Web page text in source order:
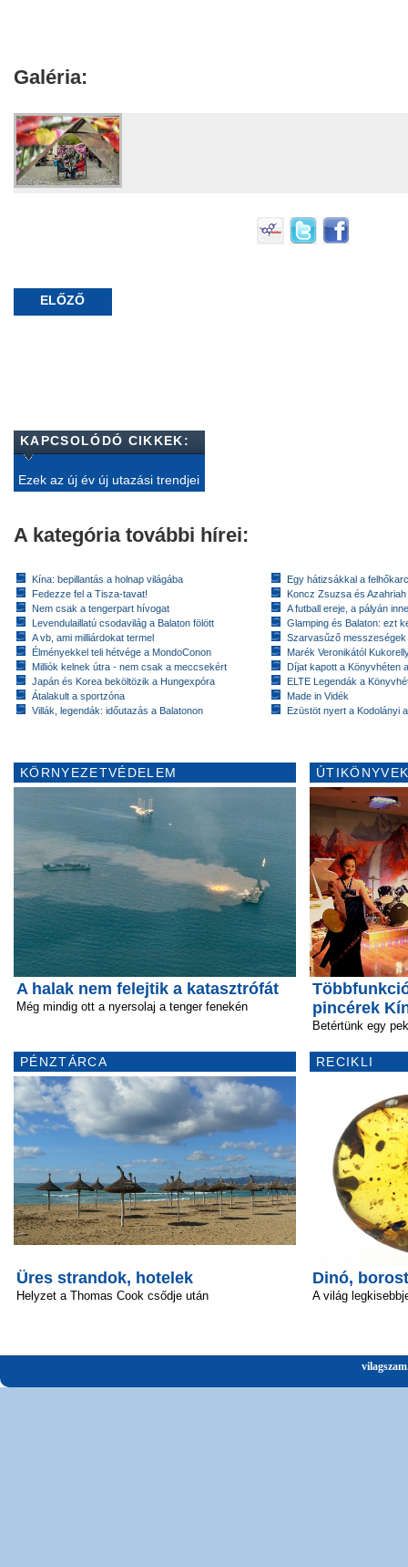
Galéria:
ELŐZŐ
KAPCSOLÓDÓ CIKKEK:
Ezek az új év új utazási trendjei
A kategória további hírei:
Kína: bepillantás a holnap világába
Fedezze fel a Tisza-tavat!
Nem csak a tengerpart hívogat
Levendulaillatú csodavilág a Balaton fölött
A vb, ami milliárdokat termel
Élményekkel teli hétvége a MondoConon
Milliók kelnek útra - nem csak a meccsekért
Japán és Korea beköltözik a Hungexpóra
Átalakult a sportzóna
Villák, legendák: időutazás a Balatonon
Egy hátizsákkal a
Koncz Zsuzsa és
A futball ereje, a pályán
Glamping és Balaton: ezt
Szarvasűző messzeségek
Marék Veronikától
Díjat kapott a Könyvhéten
ELTE Legendák a
Made in Vidék
Ezüstöt nyert a Kodolányi
KÖRNYEZETVÉDELEM
A halak nem felejtik a katasztrófát
Még mindig ott a nyersolaj a tenger fenekén
PÉNZTÁRCA
Üres strandok, hotelek
Helyzet a Thomas Cook csődje után
pincérek
Betértünk egy
RECIKLI
Dinó,
A világ